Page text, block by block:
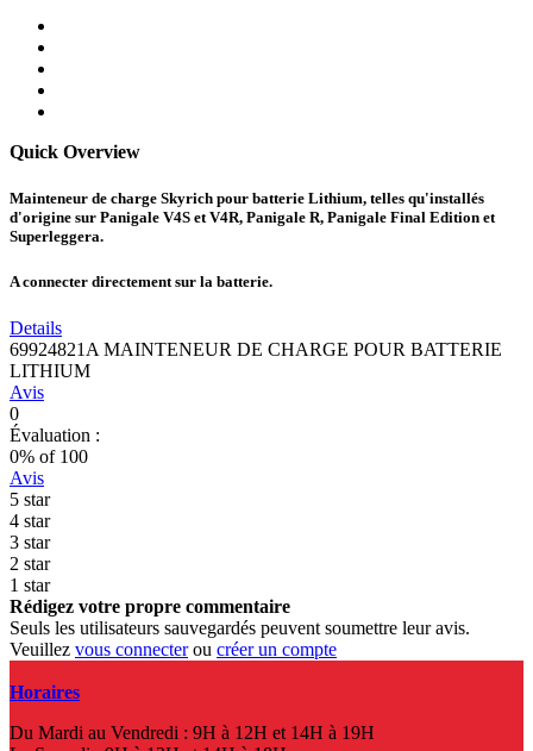
Quick Overview
Mainteneur de charge Skyrich pour batterie Lithium, telles qu'installés
d'origine sur Panigale V4S et V4R, Panigale R, Panigale Final Edition et
Superleggera.
A connecter directement sur la batterie.
Details
69924821A MAINTENEUR DE CHARGE POUR BATTERIE
LITHIUM
Avis
0
Évaluation :
0% of 100
Avis
5 star
4 star
3 star
2 star
1 star
Rédigez votre propre commentaire
Seuls les utilisateurs sauvegardés peuvent soumettre leur avis.
Veuillez vous connecterou créer un compte
Horaires
Du Mardi au Vendredi : 9H à 12H et 14H à 19H